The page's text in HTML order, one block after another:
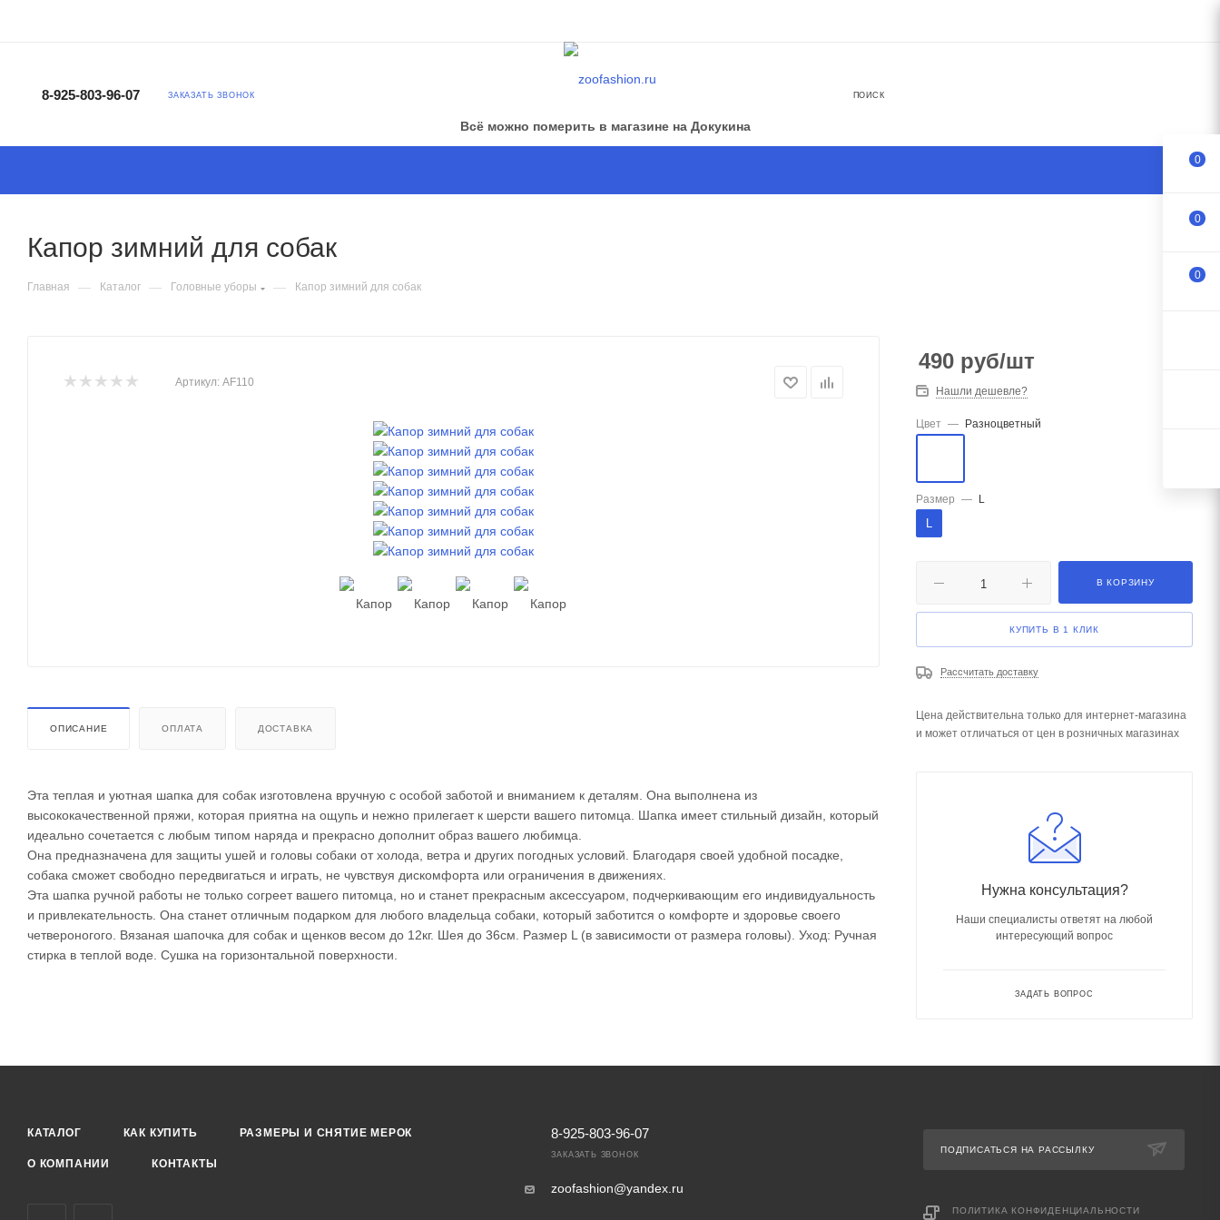
8-925-803-96-07 ЗАКАЗАТЬ ЗВОНОК
Всё можно померить в магазине на Докукина
ПОИСК
Капор зимний для собак
Главная — Каталог — Головные уборы — Капор зимний для собак
Артикул: AF110
ОПИСАНИЕ ОПЛАТА ДОСТАВКА
Эта теплая и уютная шапка для собак изготовлена вручную с особой заботой и вниманием к деталям. Она выполнена из
высококачественной пряжи, которая приятна на ощупь и нежно прилегает к шерсти вашего питомца. Шапка имеет стильный дизайн, который
идеально сочетается с любым типом наряда и прекрасно дополнит образ вашего любимца.
Она предназначена для защиты ушей и головы собаки от холода, ветра и других погодных условий. Благодаря своей удобной посадке,
собака сможет свободно передвигаться и играть, не чувствуя дискомфорта или ограничения в движениях.
Эта шапка ручной работы не только согреет вашего питомца, но и станет прекрасным аксессуаром, подчеркивающим его индивидуальность
и привлекательность. Она станет отличным подарком для любого владельца собаки, который заботится о комфорте и здоровье своего
четвероногого. Вязаная шапочка для собак и щенков весом до 12кг. Шея до 36см. Размер L (в зависимости от размера головы). Уход: Ручная
стирка в теплой воде. Сушка на горизонтальной поверхности.
490 руб/шт
Нашли дешевле?
Цвет — Разноцветный
Размер — L
L
В КОРЗИНУ
КУПИТЬ В 1 КЛИК
Рассчитать доставку
Цена действительна только для интернет-магазина
и может отличаться от цен в розничных магазинах
Нужна консультация?
Наши специалисты ответят на любой
интересующий вопрос
ЗАДАТЬ ВОПРОС
КАТАЛОГ КАК КУПИТЬ РАЗМЕРЫ И СНЯТИЕ МЕРОК
О КОМПАНИИ КОНТАКТЫ
8-925-803-96-07
ЗАКАЗАТЬ ЗВОНОК
zoofashion@yandex.ru
ПОДПИСАТЬСЯ НА РАССЫЛКУ
ПОЛИТИКА КОНФИДЕНЦИАЛЬНОСТИ
0
0
0